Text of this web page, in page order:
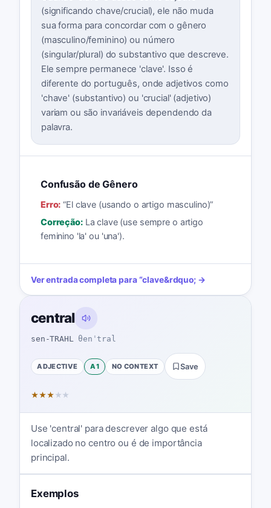
(significando chave/crucial), ele não muda
sua forma para concordar com o gênero
(masculino/feminino) ou número
(singular/plural) do substantivo que descreve.
Ele sempre permanece 'clave'. Isso é
diferente do português, onde adjetivos como
'chave' (substantivo) ou 'crucial' (adjetivo)
variam ou são invariáveis dependendo da
palavra.
Confusão de Gênero
Erro: “El clave (usando o artigo masculino)”
Correção: La clave (use sempre o artigo
feminino 'la' ou 'una').
Ver entrada completa para“clave&rdquo; →
central
sen-TRAHL θenˈtral
ADJECTIVE A1 NO CONTEXT Save
★★★ ★ ★
Use 'central' para descrever algo que está
localizado no centro ou é de importância
principal.
Exemplos